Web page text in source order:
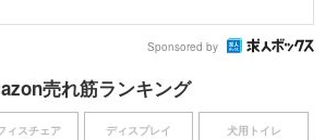
Sponsored by
売れ筋ランキング
ィスチェア ディスプレイ 犬用トイレ